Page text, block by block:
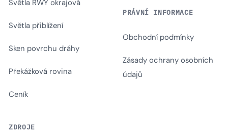
Světla RWY okrajová
Světla přiblížení
Sken povrchu dráhy
Překážková rovina
Ceník
ZDROJE
PRÁVNÍ INFORMACE
Obchodní podmínky
Zásady ochrany osobních
údajů